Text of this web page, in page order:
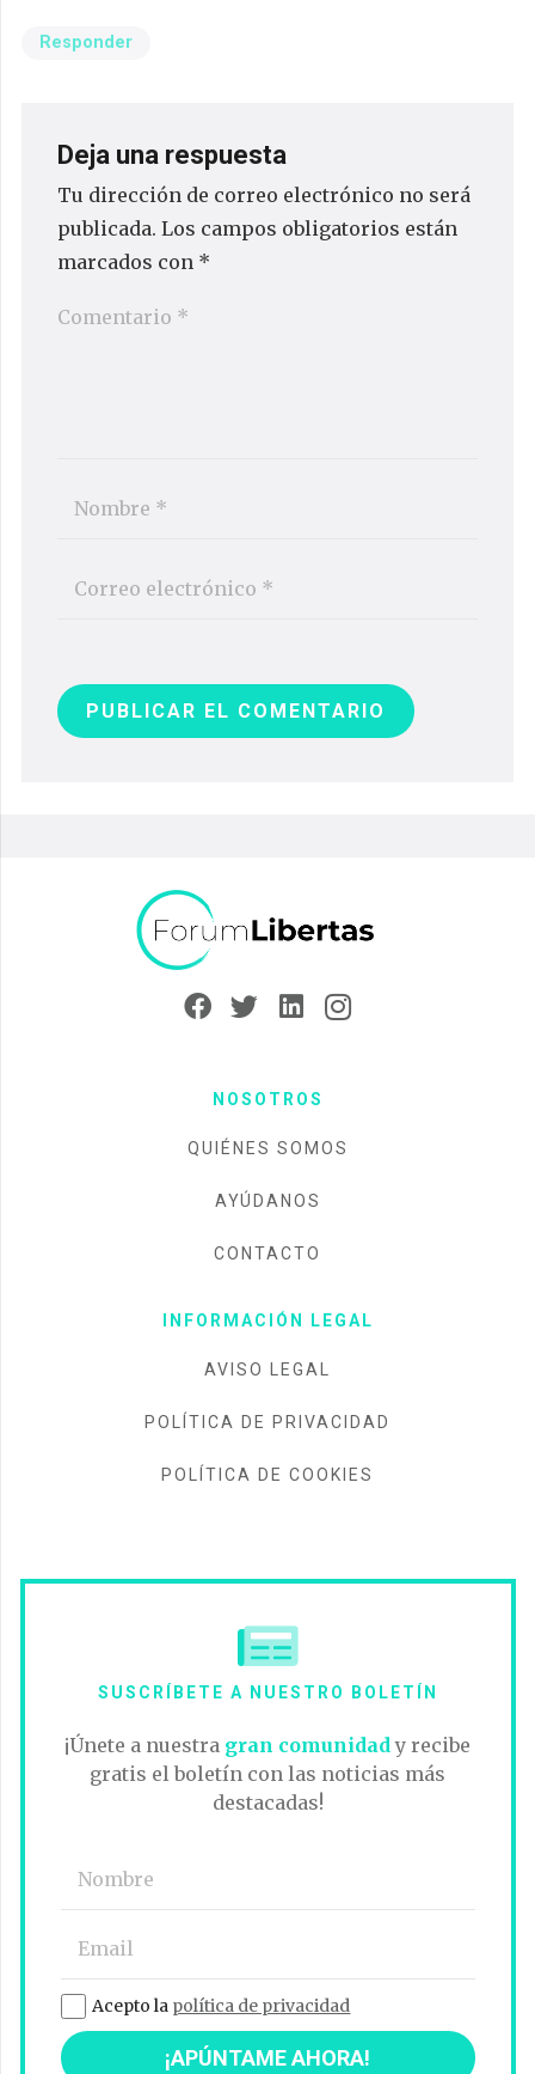
Responder
Deja una respuesta
Tu dirección de correo electrónico no será
publicada. Los campos obligatorios están
marcados con *
PUBLICAR EL COMENTARIO
NOSOTROS
QUIÉNES SOMOS
AYÚDANOS
CONTACTO
INFORMACIÓN LEGAL
AVISO LEGAL
POLÍTICA DE PRIVACIDAD
POLÍTICA DE COOKIES
SUSCRÍBETE A NUESTRO BOLETÍN
¡Únete a nuestra gran comunidady recibe
gratis el boletín con las noticias más
destacadas!
Acepto la política de privacidad